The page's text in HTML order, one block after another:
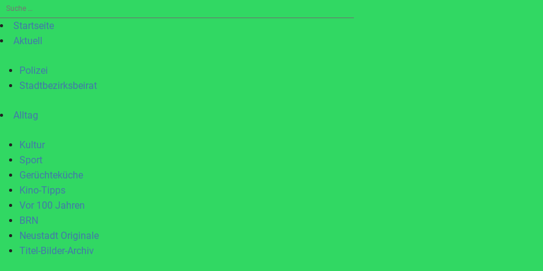
Suche
nach:Startseite
Aktuell
Polizei
Stadtbezirksbeirat
Alltag
Kultur
Sport
Gerüchteküche
Kino-Tipps
Vor 100 Jahren
BRN
Neustadt Originale
Titel-Bilder-Archiv